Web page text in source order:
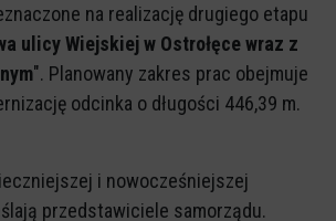
na realizację drugiego etapu
ulicy Wiejskiej w Ostrołęce wraz z
". Planowany zakres prac obejmuje
odcinka o długości 446,39 m.
i nowocześniejszej
przedstawiciele samorządu.